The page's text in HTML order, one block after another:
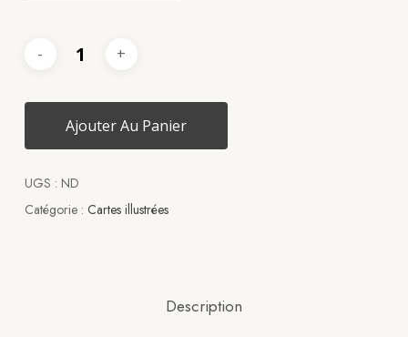
Ajouter Au Panier
UGS : ND
Catégorie : Cartes illustrées
Description